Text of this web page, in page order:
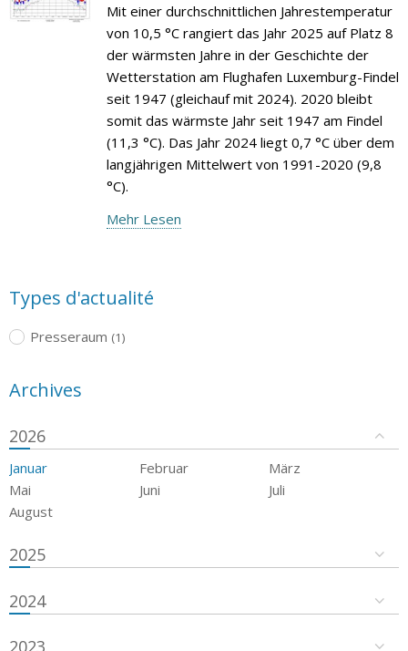
Mit einer durchschnittlichen Jahrestemperatur
von 10,5 °C rangiert das Jahr 2025 auf Platz 8
der wärmsten Jahre in der Geschichte der
Wetterstation am Flughafen Luxemburg-Findel
seit 1947 (gleichauf mit 2024). 2020 bleibt
somit das wärmste Jahr seit 1947 am Findel
(11,3 °C). Das Jahr 2024 liegt 0,7 °C über dem
langjährigen Mittelwert von 1991-2020 (9,8
°C).
Mehr Lesen
Types d'actualité
Presseraum (1)
Archives
2026
Januar Februar
März
Mai
Juni
Juli
August
2025
2024